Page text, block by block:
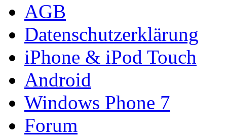
AGB
Datenschutzerklärung
iPhone & iPod Touch
Android
Windows Phone 7
Forum